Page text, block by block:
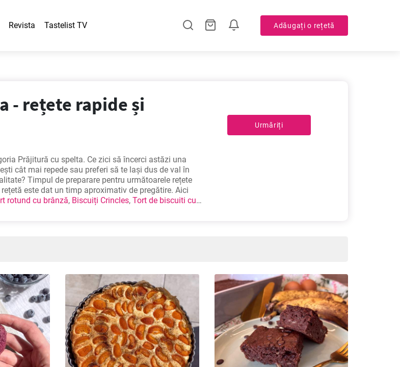
Revista Tastelist TV Adăugați o rețetă
- rețete rapide și
Prăjitură cu spelta. Ce zici să încerci astăzi una
cât mai repede sau preferi să te lași dus de val în
Timpul de preparare pentru următoarele rețete
este dat un timp aproximativ de pregătire. Aici
rotund cu brânză, Biscuiți Crincles, Tort de biscuiti cu
Urmăriți